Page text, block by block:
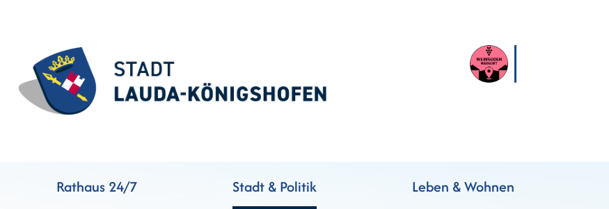
Rathaus 24/7 Stadt & Politik Leben & Wohnen